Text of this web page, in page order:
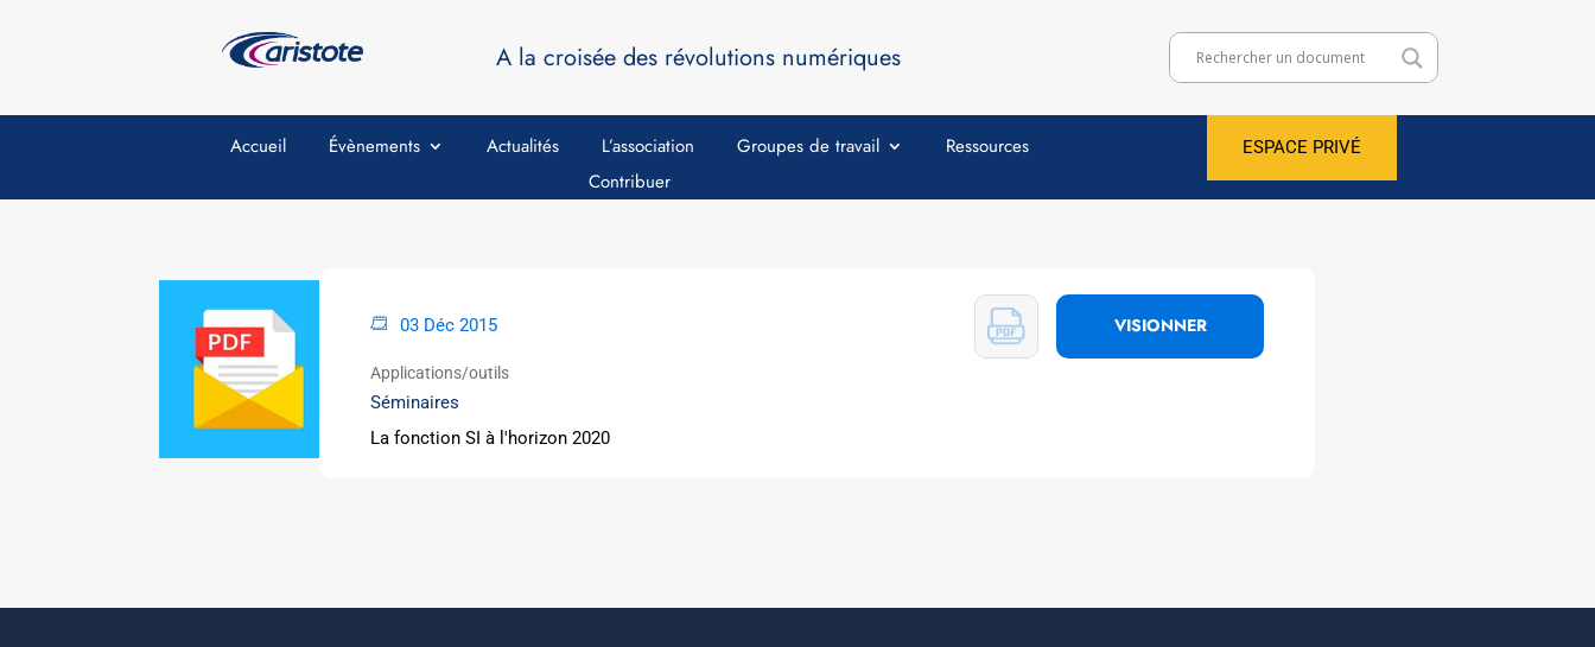
A la croisée des révolutions numériques
Accueil Évènements Actualités L’association Groupes de travail
Ressources
Contribuer
ESPACE PRIVÉ
03 Déc 2015 VISIONNER
Applications/outils
Séminaires
La fonction SI à l'horizon 2020